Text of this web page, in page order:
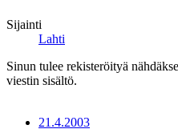
Sijainti
Lahti
Sinun tulee rekisteröityä
viestin sisältö.
21.4.2003